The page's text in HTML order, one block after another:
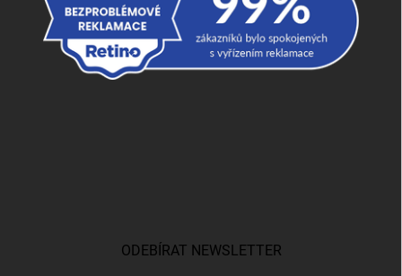
ODEBÍRAT NEWSLETTER